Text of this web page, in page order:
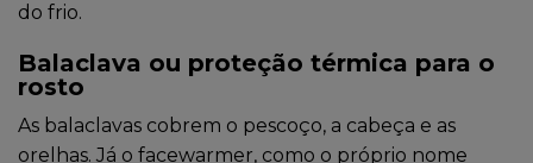
do frio.
Balaclava ou proteção térmica para o
rosto
As balaclavas cobrem o pescoço, a cabeça e as
orelhas. Já o facewarmer, como o próprio nome